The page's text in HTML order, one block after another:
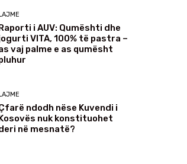
i AUV: Qumështi dhe
VITA, 100% të pastra –
vaj palme e as qumësht
ndodh nëse Kuvendi i
nuk konstituohet
në mesnatë?